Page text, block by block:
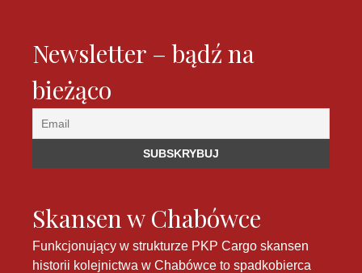
Newsletter – bądź na
bieżąco
Skansen w Chabówce
Funkcjonujący w strukturze PKP Cargo skansen
historii kolejnictwa w Chabówce to spadkobierca